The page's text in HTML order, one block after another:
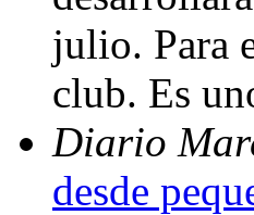
julio. Para
club. Es
Diario
desde